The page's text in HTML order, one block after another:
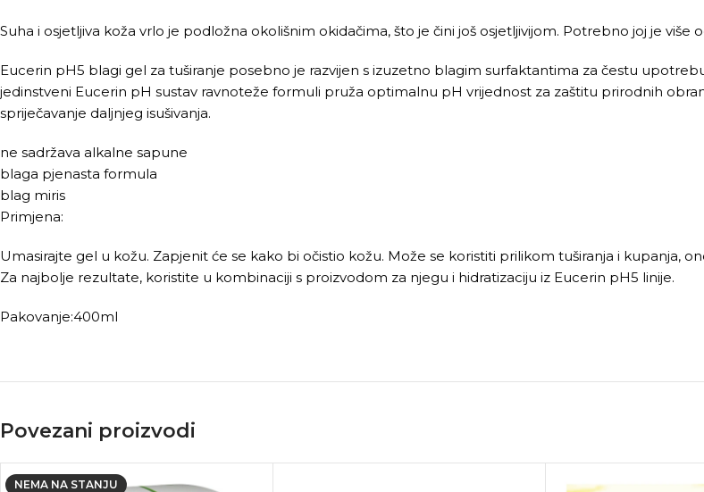
Suha i osjetljiva koža vrlo je podložna okolišnim okidačima, što je čini još osjetljivijom. Potrebno joj je više
Eucerin pH5 blagi gel za tuširanje posebno je razvijen s izuzetno blagim surfaktantima za čestu
jedinstveni Eucerin pH sustav ravnoteže formuli pruža optimalnu pH vrijednost za zaštitu prirodnih
spriječavanje daljnjeg isušivanja.
ne sadržava alkalne sapune
blaga pjenasta formula
blag miris
Primjena:
Umasirajte gel u kožu. Zapjenit će se kako bi očistio kožu. Može se koristiti prilikom tuširanja i kupanja,
Za najbolje rezultate, koristite u kombinaciji s proizvodom za njegu i hidratizaciju iz Eucerin pH5 linije.
Pakovanje:400ml
Povezani proizvodi
NEMA NA STANJU